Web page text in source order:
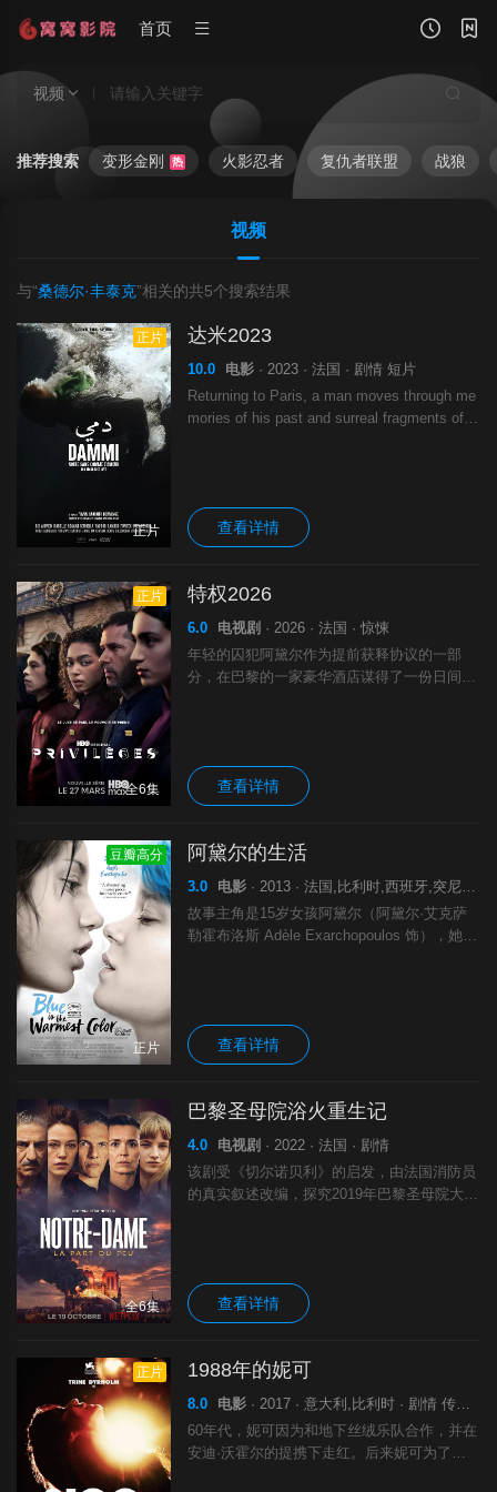
首页
视频
推荐搜索 变形金刚 热 火影忍者 复仇者联盟 战狼
视频
与“桑德尔·丰泰克”相关的共5个搜索结果
正片
正片
达米2023
10.0 电影 · 2023 · 法国 · 剧情 短片
Returning to Paris, a man moves through me
mories of his past and surreal fragments of t
查看详情
正片
全6集
特权2026
6.0 电视剧 · 2026 · 法国 · 惊悚
年轻的囚犯阿黛尔作为提前获释协议的一部
分，在巴黎的一家豪华酒店谋得了一份日间工
查看详情
豆瓣高分
正片
阿黛尔的生活
3.0 电影 · 2013 · 法国,比利时,西班牙,突尼斯 · 剧情 爱情 同性
故事主角是15岁女孩阿黛尔（阿黛尔·艾克萨
勒霍布洛斯 Adèle Exarchopoulos 饰），她有
查看详情
全6集
巴黎圣母院浴火重生记
4.0 电视剧 · 2022 · 法国 · 剧情
该剧受《切尔诺贝利》的启发，由法国消防员
的真实叙述改编，探究2019年巴黎圣母院大火
查看详情
正片 1988年的妮可
8.0 电影 · 2017 · 意大利,比利时 · 剧情 传记 音乐
60年代，妮可因为和地下丝绒乐队合作，并在
安迪·沃霍尔的提携下走红。后来妮可为了证